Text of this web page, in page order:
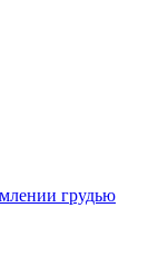
грудью